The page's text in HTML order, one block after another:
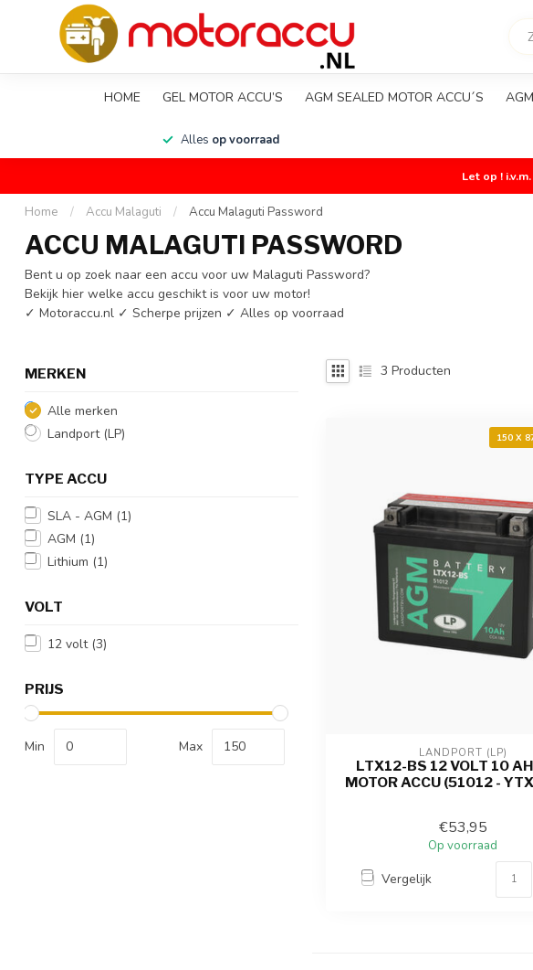
HOME GEL MOTOR ACCU’S AGM SEALED MOTOR ACCU´S
Alles op voorraad
Let op !
Home / Accu Malaguti / Accu Malaguti Password
ACCU MALAGUTI PASSWORD
Bent u op zoek naar een accu voor uw Malaguti Password?
Bekijk hier welke accu geschikt is voor uw motor!
✓ Motoraccu.nl ✓ Scherpe prijzen ✓ Alles op voorraad
MERKEN
Alle merken
Landport (LP)
TYPE ACCU
SLA - AGM (1)
AGM (1)
Lithium (1)
VOLT
12 volt (3)
PRIJS
Min Max
3 Producten
150 X
LANDPORT (LP)
LTX12-BS 12 VOLT 10
MOTOR ACCU (51012 -
€53,95
Op voorraad
Vergelijk